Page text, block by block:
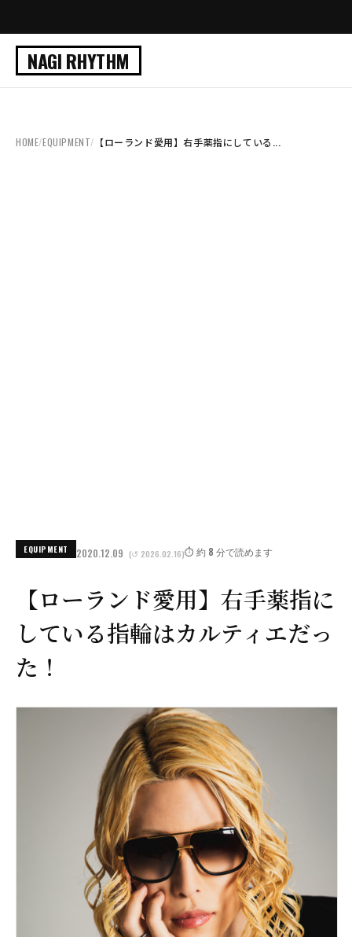
NAGI RHYTHM
HOME/EQUIPMENT/ 【ローランド愛用】右手薬指にしている...
EQUIPMENT 2020.12.09 (↺ 2026.02.16)⏱️ 約 8 分で読めます
【ローランド愛用】右手薬指に
している指輪はカルティエだっ
た！